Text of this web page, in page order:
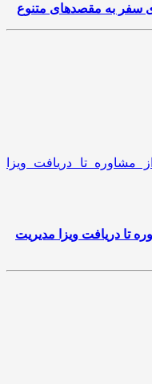
سفر به مقصدهای متنوع
تا دریافت ویزا مدیریت